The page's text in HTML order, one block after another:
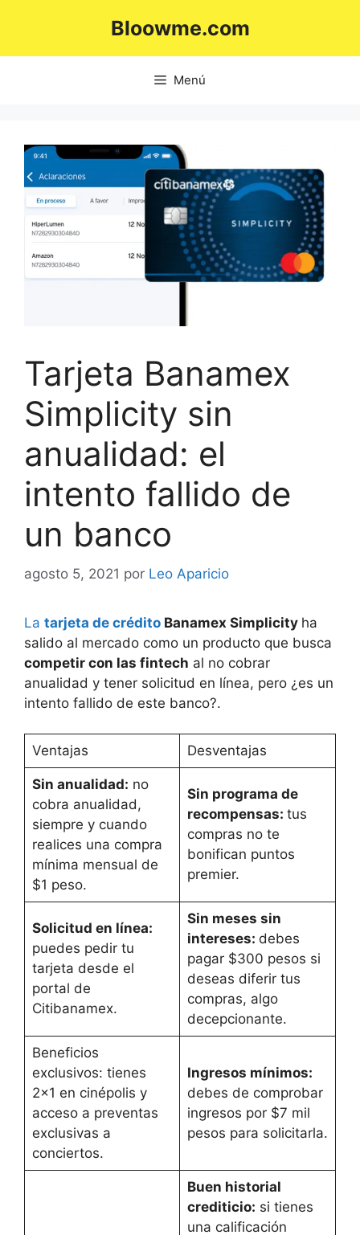
Bloowme.com
Menú
Tarjeta Banamex
Simplicity sin
anualidad: el
intento fallido de
un banco
agosto 5, 2021 por Leo Aparicio
La tarjeta de crédito Banamex Simplicity ha
salido al mercado como un producto que busca
competir con las fintech al no cobrar
anualidad y tener solicitud en línea, pero ¿es un
intento fallido de este banco?.
Ventajas Desventajas
Sin anualidad: no
cobra anualidad,
siempre y cuando
realices una compra
mínima mensual de
$1 peso.
Sin programa de
recompensas: tus
compras no te
bonifican puntos
premier.
Solicitud en línea:
puedes pedir tu
tarjeta desde el
portal de
Citibanamex.
Sin meses sin
intereses: debes
pagar $300 pesos si
deseas diferir tus
compras, algo
decepcionante.
Beneficios
exclusivos: tienes
2×1 en cinépolis y
acceso a preventas
exclusivas a
conciertos.
Ingresos mínimos:
debes de comprobar
ingresos por $7 mil
pesos para solicitarla.
Buen historial
crediticio: si tienes
una calificación